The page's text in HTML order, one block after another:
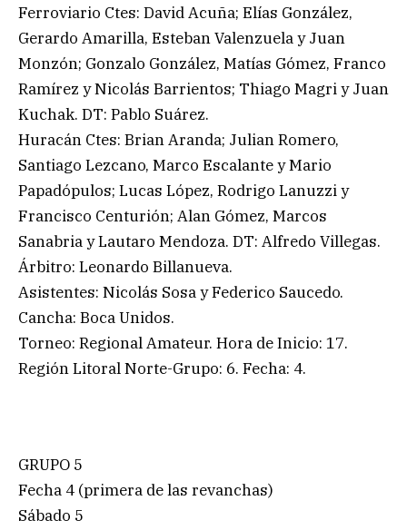
Ferroviario Ctes: David Acuña; Elías González,
Gerardo Amarilla, Esteban Valenzuela y Juan
Monzón; Gonzalo González, Matías Gómez, Franco
Ramírez y Nicolás Barrientos; Thiago Magri y Juan
Kuchak. DT: Pablo Suárez.
Huracán Ctes: Brian Aranda; Julian Romero,
Santiago Lezcano, Marco Escalante y Mario
Papadópulos; Lucas López, Rodrigo Lanuzzi y
Francisco Centurión; Alan Gómez, Marcos
Sanabria y Lautaro Mendoza. DT: Alfredo Villegas.
Árbitro: Leonardo Billanueva.
Asistentes: Nicolás Sosa y Federico Saucedo.
Cancha: Boca Unidos.
Torneo: Regional Amateur. Hora de Inicio: 17.
Región Litoral Norte-Grupo: 6. Fecha: 4.
GRUPO 5
Fecha 4 (primera de las revanchas)
Sábado 5